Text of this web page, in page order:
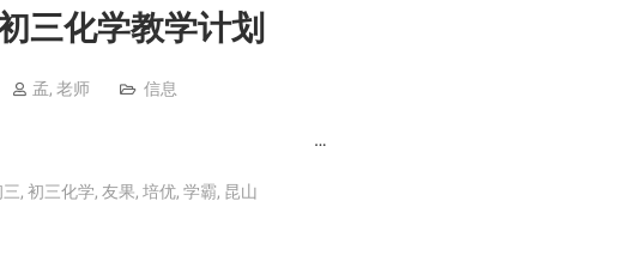
三化学教学计划
孟, 老师 信息
, 初三化学, 友果, 培优, 学霸, 昆山